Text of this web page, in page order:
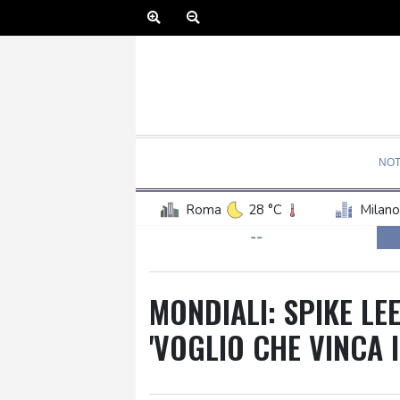
Roma 28 °C Milano
--
MONDIALI: SPIKE
'VOGLIO CHE VINCA